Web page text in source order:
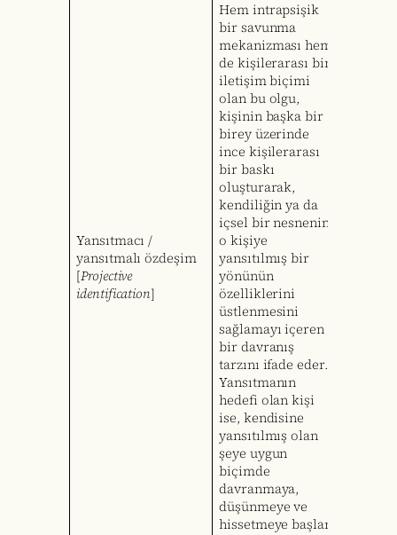
Yansıtmacı /
yansıtmalı özdeşim
[Projective
identification]
Hem intrapsişik
bir savunma
mekanizması hem
de kişilerarası bir
iletişim biçimi
olan bu olgu,
kişinin başka bir
birey üzerinde
ince kişilerarası
bir baskı
oluşturarak,
kendiliğin ya da
içsel bir nesnenin
o kişiye
yansıtılmış bir
yönünün
özelliklerini
üstlenmesini
sağlamayı içeren
bir davranış
tarzını ifade eder.
Yansıtmanın
hedefi olan kişi
ise, kendisine
yansıtılmış olan
şeye uygun
biçimde
davranmaya,
düşünmeye ve
hissetmeye başlar.